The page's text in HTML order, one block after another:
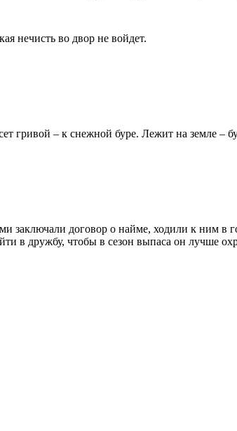
нечисть во двор не войдет.
гривой – к снежной буре. Лежит на земле –
заключали договор о найме, ходили к ним в
в дружбу, чтобы в сезон выпаса он лучше